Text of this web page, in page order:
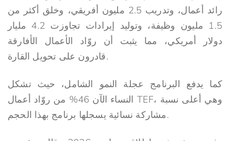
رائد أعمال، وتدريب 2.5 مليون أفريقي، وخلق أكثر من
1.5 مليون وظيفة، وتوليد إيرادات تجاوزت 4.2 مليار
دولار أمريكي، مما يثبت أن روّاد الأعمال الأفارقة
قادرون على تحويل القارة.
كما يدفع البرنامج عجلة النمو الشامل، حيث تشكل
النساء الآن 46% من روّاد أعمال TEF، وهي أعلى نسبة
مشاركة نسائية يسجلها برنامج بهذا الحجم.